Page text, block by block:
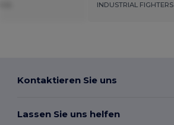
INDUSTRIAL FIGHTERS
Kontaktieren Sie uns
Lassen Sie uns helfen